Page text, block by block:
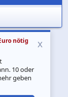
nötig
10 oder
geben
x